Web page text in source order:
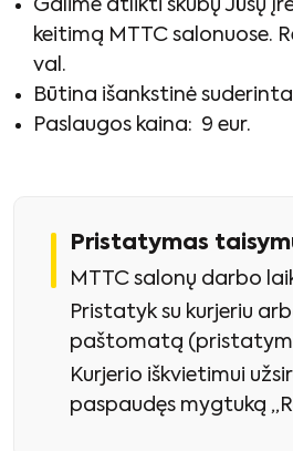
Galime atlikti skubų Jūsų
keitimą MTTC salonuose.
val.
Būtina išankstinė
Paslaugos kaina: 9 eur.
Pristatymas
MTTC salonų darbo
Pristatyk su kurjeriu
paštomatą
Kurjerio iškvietimui
paspaudęs mygtuką